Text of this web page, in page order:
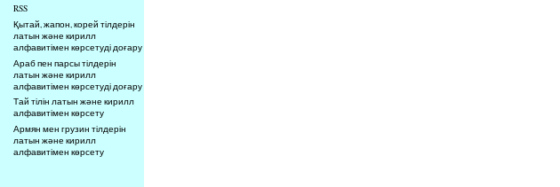
RSS
Қытай, жапон, корей тілдерін
латын және кирилл
алфавитімен көрсетуді доғару
Араб пен парсы тілдерін
латын және кирилл
алфавитімен көрсетуді доғару
Тай тілін латын және кирилл
алфавитімен көрсету
Армян мен грузин тілдерін
латын және кирилл
алфавитімен көрсету